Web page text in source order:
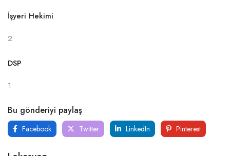
İşyeri Hekimi
2
DSP
1
Bu gönderiyi paylaş
Facebook Twitter LinkedIn Pinterest